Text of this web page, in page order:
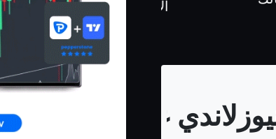
على فريم 4...